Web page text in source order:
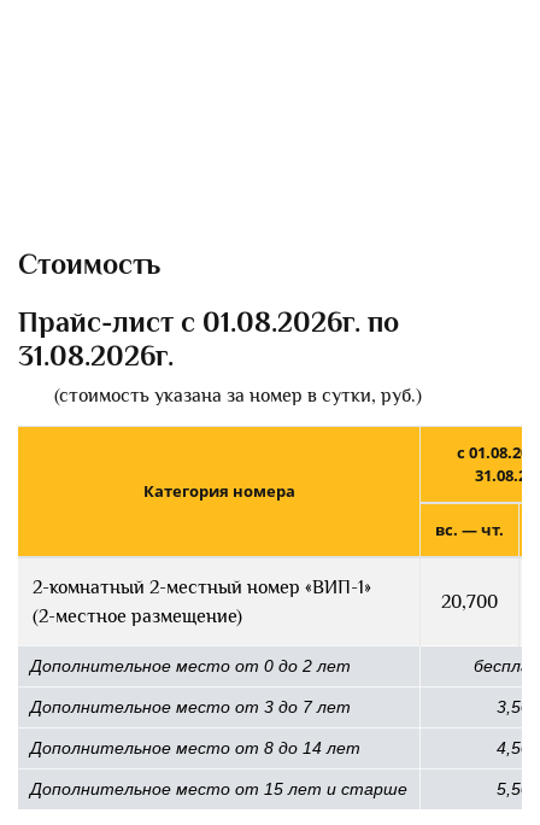
Стоимость
Прайс-лист с 01.08.2026г. по
31.08.2026г.
(стоимость указана за номер в сутки, руб.)
Категория номера
с
вс. — чт.
2-комнатный 2-местный номер «ВИП-1»
(2-местное размещение)
20,700
Дополнительное место от 0 до 2 лет
Дополнительное место от 3 до 7 лет 3,500
Дополнительное место от 8 до 14 лет 4,500
Дополнительное место от 15 лет и старше 5,500